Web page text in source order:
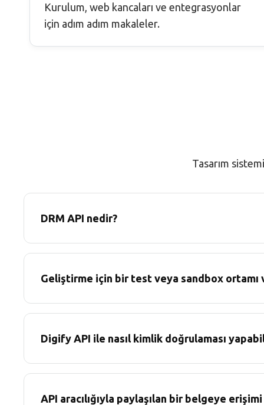
Kurulum, web kancaları ve entegrasyonlar
için adım adım makaleler.
Tasarım
DRM API nedir?
Geliştirme için bir test veya sandbox ortamı
Digify API ile nasıl kimlik doğrulaması
API aracılığıyla paylaşılan bir belgeye